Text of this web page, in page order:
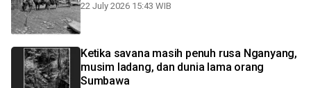
22 July 2026 15:43 WIB
Ketika savana masih penuh rusa Nganyang,
musim ladang, dan dunia lama orang
Sumbawa